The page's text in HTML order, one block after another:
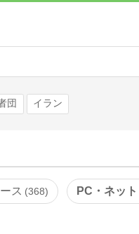
団 イラン
ス 368 PC・ネット